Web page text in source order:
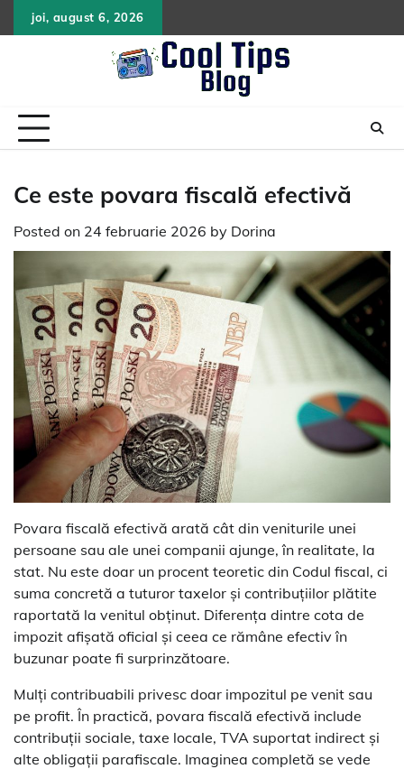
to
joi, august 6, 2026
Ce este povara fiscală efectivă
Posted on 24 februarie 2026 by Dorina
Povara fiscală efectivă arată cât din veniturile unei
persoane sau ale unei companii ajunge, în realitate, la
stat. Nu este doar un procent teoretic din Codul fiscal, ci
suma concretă a tuturor taxelor și contribuțiilor plătite
raportată la venitul obținut. Diferența dintre cota de
impozit afișată oficial și ceea ce rămâne efectiv în
buzunar poate fi surprinzătoare.
Mulți contribuabili privesc doar impozitul pe venit sau
pe profit. În practică, povara fiscală efectivă include
contribuții sociale, taxe locale, TVA suportat indirect și
alte obligații parafiscale. Imaginea completă se vede